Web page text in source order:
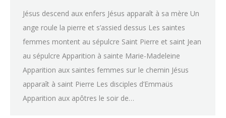
Jésus descend aux enfers Jésus apparaît à sa mère Un
ange roule la pierre et s’assied dessus Les saintes
femmes montent au sépulcre Saint Pierre et saint Jean
au sépulcre Apparition à sainte Marie-Madeleine
Apparition aux saintes femmes sur le chemin Jésus
apparaît à saint Pierre Les disciples d’Emmaüs
Apparition aux apôtres le soir de…